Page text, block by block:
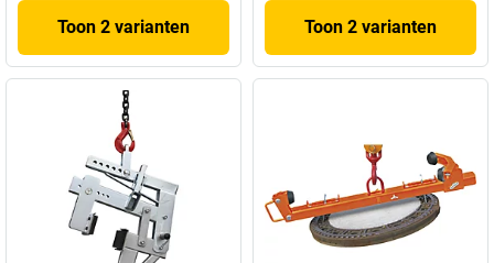
Toon 2 varianten Toon 2 varianten